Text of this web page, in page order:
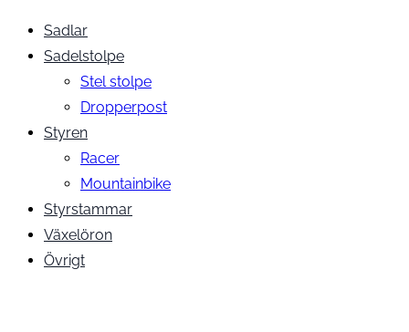
Sadlar
Sadelstolpe
Stel stolpe
Dropperpost
Styren
Racer
Mountainbike
Styrstammar
Växelöron
Övrigt